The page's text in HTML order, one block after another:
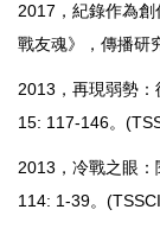
2017，紀錄作為
戰友魂》，傳播研
2013，再現弱勢
15: 117-146。
2013，冷戰之眼
114: 1-39。